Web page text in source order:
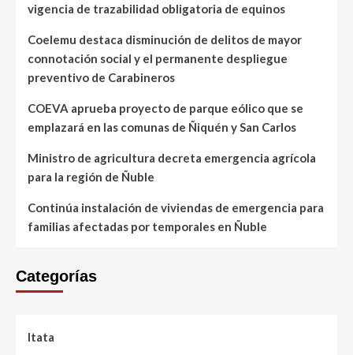
vigencia de trazabilidad obligatoria de equinos
Coelemu destaca disminución de delitos de mayor
connotación social y el permanente despliegue
preventivo de Carabineros
COEVA aprueba proyecto de parque eólico que se
emplazará en las comunas de Ñiquén y San Carlos
Ministro de agricultura decreta emergencia agrícola
para la región de Ñuble
Continúa instalación de viviendas de emergencia para
familias afectadas por temporales en Ñuble
Categorías
Itata